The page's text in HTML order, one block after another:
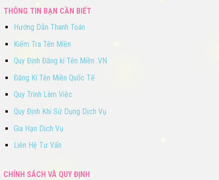
THÔNG TIN BẠN CẦN BIẾT
Hướng Dẫn Thanh Toán
Kiểm Tra Tên Miền
Quy Định Đăng kí Tên Miền .VN
Đăng Kí Tên Miền Quốc Tế
Quy Trình Làm Việc
Quy Định Khi Sử Dụng Dịch Vụ
Gia Hạn Dịch Vụ
Liên Hệ Tư Vấn
CHÍNH SÁCH VÀ QUY ĐỊNH